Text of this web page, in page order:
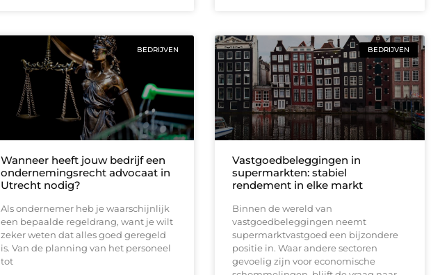
BEDRIJVEN
Wanneer heeft jouw bedrijf een
ondernemingsrecht advocaat in
Utrecht nodig?
Als ondernemer heb je waarschijnlijk
een bepaalde regeldrang, want je wilt
zeker weten dat alles goed geregeld
is. Van de planning van het personeel
tot
BEDRIJVEN
Vastgoedbeleggingen in
supermarkten: stabiel
rendement in elke markt
Binnen de wereld van
vastgoedbeleggingen neemt
supermarktvastgoed een bijzondere
positie in. Waar andere sectoren
gevoelig zijn voor economische